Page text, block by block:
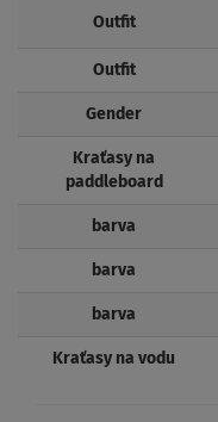
Outfit
Outfit
Gender
Kraťasy na
paddleboard
barva
barva
barva
Kraťasy na vodu